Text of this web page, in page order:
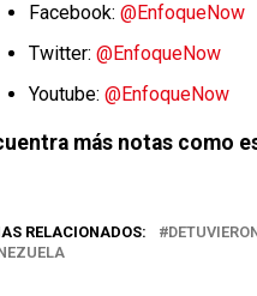
Facebook: @EnfoqueNow
Twitter: @EnfoqueNow
Youtube: @EnfoqueNow
más notas como
RELACIONADOS: